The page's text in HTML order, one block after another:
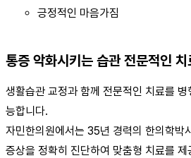
긍정적인 마음가짐
통증 악화시키는 습관 전문적인
생활습관 교정과 함께 전문적인 치료를
능합니다.
자민한의원에서는 35년 경력의 한의학박
증상을 정확히 진단하여 맞춤형 치료를 제